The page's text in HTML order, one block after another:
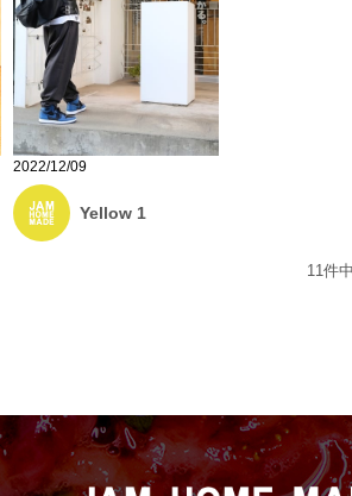
2022/12/09
Yellow 1
11件中